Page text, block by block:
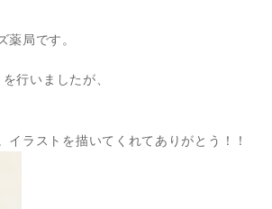
局です。
行いましたが、
ラストを描いてくれてありがとう！！